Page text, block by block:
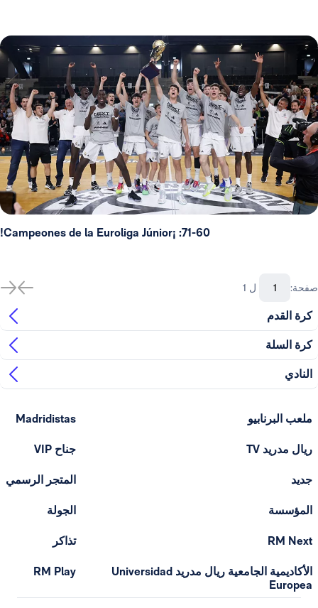
71-60: ¡Campeones de la Euroliga Júnior!
صفحة: ل 1
كرة القدم
كرة السلة
النادي
ملعب البرنابيو
ريال مدريد TV
جديد
المؤسسة
RM Next
الأكاديمية الجامعية ريال مدريد Universidad
Europea
Madridistas
جناح VIP
المتجر الرسمي
الجولة
تذاكر
RM Play